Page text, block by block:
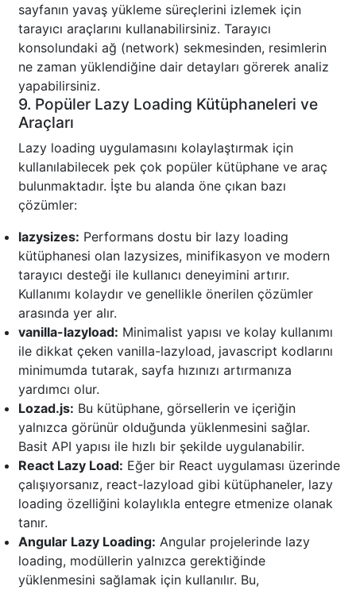
sayfanın yavaş yükleme süreçlerini izlemek için
tarayıcı araçlarını kullanabilirsiniz. Tarayıcı
konsolundaki ağ (network) sekmesinden, resimlerin
ne zaman yüklendiğine dair detayları görerek analiz
yapabilirsiniz.
9. Popüler Lazy Loading Kütüphaneleri ve
Araçları
Lazy loading uygulamasını kolaylaştırmak için
kullanılabilecek pek çok popüler kütüphane ve araç
bulunmaktadır. İşte bu alanda öne çıkan bazı
çözümler:
lazysizes: Performans dostu bir lazy loading
kütüphanesi olan lazysizes, minifikasyon ve modern
tarayıcı desteği ile kullanıcı deneyimini artırır.
Kullanımı kolaydır ve genellikle önerilen çözümler
arasında yer alır.
vanilla-lazyload: Minimalist yapısı ve kolay kullanımı
ile dikkat çeken vanilla-lazyload, javascript kodlarını
minimumda tutarak, sayfa hızınızı artırmanıza
yardımcı olur.
Lozad.js: Bu kütüphane, görsellerin ve içeriğin
yalnızca görünür olduğunda yüklenmesini sağlar.
Basit API yapısı ile hızlı bir şekilde uygulanabilir.
React Lazy Load: Eğer bir React uygulaması üzerinde
çalışıyorsanız, react-lazyload gibi kütüphaneler, lazy
loading özelliğini kolaylıkla entegre etmenize olanak
tanır.
Angular Lazy Loading: Angular projelerinde lazy
loading, modüllerin yalnızca gerektiğinde
yüklenmesini sağlamak için kullanılır. Bu,